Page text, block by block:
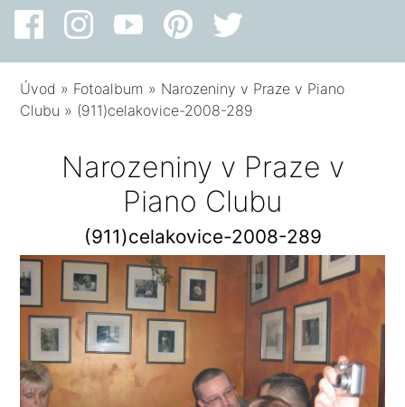
Úvod » Fotoalbum » Narozeniny v Praze v Piano
Clubu » (911)celakovice-2008-289
Narozeniny v Praze v
Piano Clubu
(911)celakovice-2008-289